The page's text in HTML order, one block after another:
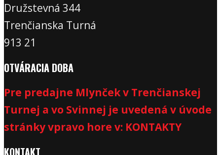
Družstevná 344
Trenčianska Turná
913 21
OTVÁRACIA DOBA
Pre predajne Mlynček v Trenčianskej
Turnej a vo Svinnej je uvedená v úvode
stránky vpravo hore v: KONTAKTY